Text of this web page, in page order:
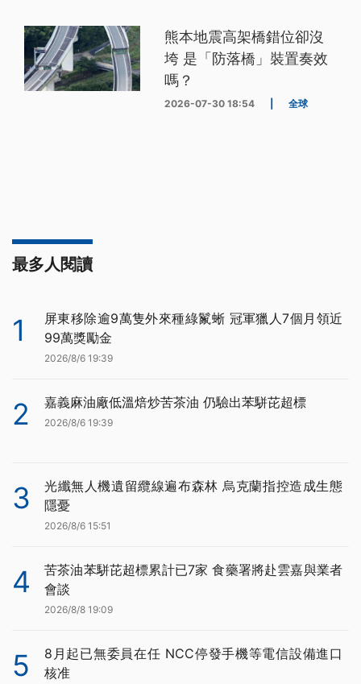
熊本地震高架橋錯位卻沒
垮 是「防落橋」裝置奏效
嗎？
2026-07-30 18:54 全球
最多人閱讀
1
屏東移除逾9萬隻外來種綠鬣蜥 冠軍獵人7個月領近
99萬獎勵金
2026/8/6 19:39
2 嘉義麻油廠低溫焙炒苦茶油 仍驗出苯駢芘超標
2026/8/6 19:39
3
光纖無人機遺留纜線遍布森林 烏克蘭指控造成生態
隱憂
2026/8/6 15:51
4
苦茶油苯駢芘超標累計已7家 食藥署將赴雲嘉與業者
會談
2026/8/8 19:09
5
8月起已無委員在任 NCC停發手機等電信設備進口
核准